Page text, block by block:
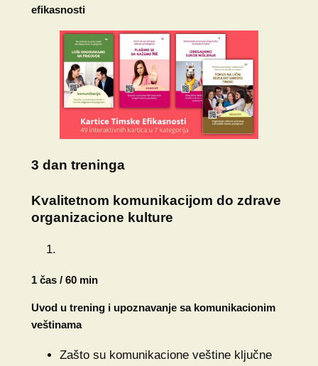
efikasnosti
3 dan treninga
Kvalitetnom komunikacijom do zdrave
organizacione kulture
1 čas / 60 min
Uvod u trening i upoznavanje sa komunikacionim
veštinama
Zašto su komunikacione veštine ključne